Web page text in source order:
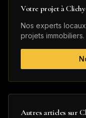
Votre projet à
Nos experts
projets immobiliers.
Autres articles sur